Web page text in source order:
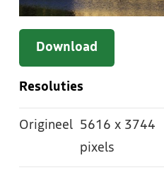
Download
Resoluties
Origineel 5616 x 3744
pixels